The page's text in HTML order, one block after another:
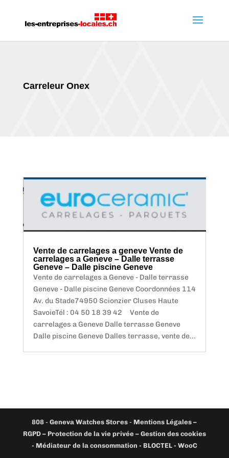
Carreleur Onex
Vente de carrelages a geneve Vente de
carrelages a Geneve – Dalle terrasse
Geneve – Dalle piscine Geneve
Vente de carrelages a Geneve - Dalle terrasse
Geneve - Dalle piscine Geneve Coordonnées 114
Av. du Stade74950 Scionzier Cluses Haute
SavoieTél : 04 50 18 39 42 Vente de
carrelages a Geneve Dalle terrasse Geneve
Dalle piscine Geneve Dalles terrasse, vente de...
808 -Geneva Watches Stores - Mentions Légales –
RGPD – Protection de la vie privée – Gestion des cookies
- Médiateur de la consommation - BLOCTEL - WooC